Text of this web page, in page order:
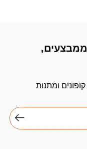
ממבצעים,
ומתנות